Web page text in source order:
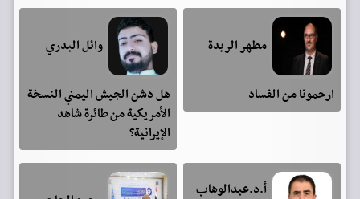
مطهر الريدة
ارحمونا من الفساد
وائل البدري
هل دشن الجيش اليمني النسخة
الأمريكية من طائرة شاهد
الإيرانية؟
أ.د.عبدالوهاب